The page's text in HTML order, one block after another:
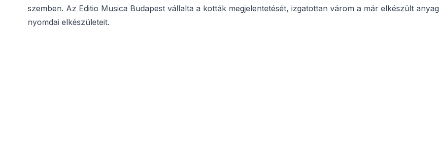
szemben. Az Editio Musica Budapest vállalta a kották megjelentetését, izgatottan várom a már elkészült anyag
nyomdai elkészületeit.